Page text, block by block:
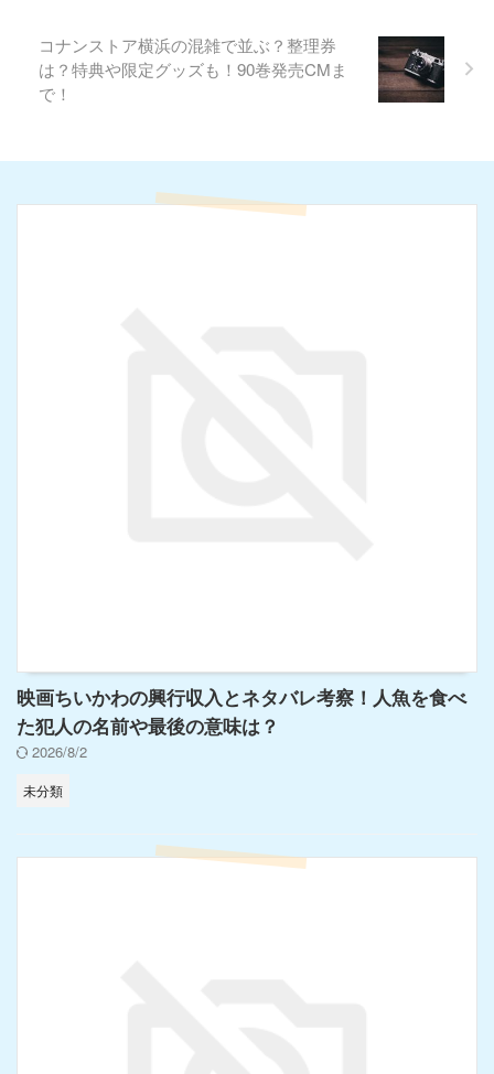
コナンストア横浜の混雑で並ぶ？整理券
は？特典や限定グッズも！90巻発売CMま
で！
映画ちいかわの興行収入とネタバレ考察！人魚を食べ
た犯人の名前や最後の意味は？
2026/8/2
未分類